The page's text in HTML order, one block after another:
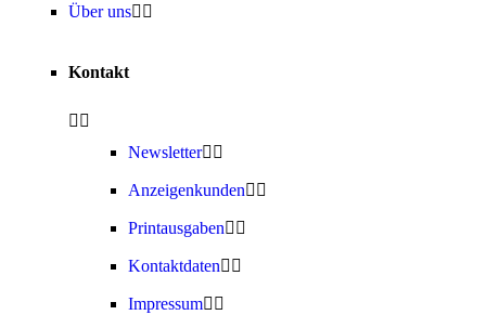
Über uns
Kontakt
Newsletter
Anzeigenkunden
Printausgaben
Kontaktdaten
Impressum